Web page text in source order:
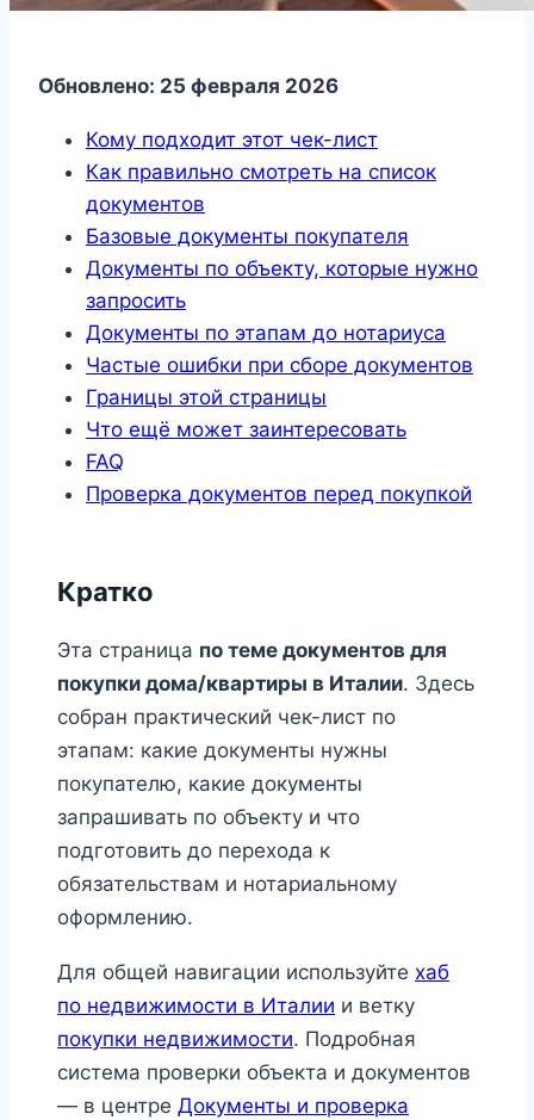
Обновлено: 25 февраля 2026
Кому подходит этот чек-лист
Как правильно смотреть на список
документов
Базовые документы покупателя
Документы по объекту, которые нужно
запросить
Документы по этапам до нотариуса
Частые ошибки при сборе документов
Границы этой страницы
Что ещё может заинтересовать
FAQ
Проверка документов перед покупкой
Кратко
Эта страница по теме документов для
покупки дома/квартиры в Италии. Здесь
собран практический чек-лист по
этапам: какие документы нужны
покупателю, какие документы
запрашивать по объекту и что
подготовить до перехода к
обязательствам и нотариальному
оформлению.
Для общей навигации используйте хаб
по недвижимости в Италии и ветку
покупки недвижимости. Подробная
система проверки объекта и документов
— в центре Документы и проверка